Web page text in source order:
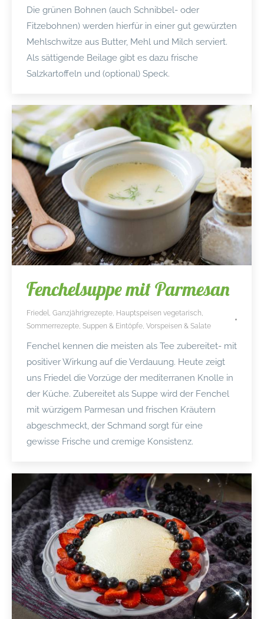
Die grünen Bohnen (auch Schnibbel- oder
Fitzebohnen) werden hierfür in einer gut gewürzten
Mehlschwitze aus Butter, Mehl und Milch serviert.
Als sättigende Beilage gibt es dazu frische
Salzkartoffeln und (optional) Speck.
Fenchelsuppe mit Parmesan
Friedel Ganzjährigrezepte Hauptspeisen vegetarisch
Sommerrezepte Suppen & Eintöpfe Vorspeisen & Salate
Fenchel kennen die meisten als Tee zubereitet- mit
positiver Wirkung auf die Verdauung. Heute zeigt
uns Friedel die Vorzüge der mediterranen Knolle in
der Küche. Zubereitet als Suppe wird der Fenchel
mit würzigem Parmesan und frischen Kräutern
abgeschmeckt, der Schmand sorgt für eine
gewisse Frische und cremige Konsistenz.